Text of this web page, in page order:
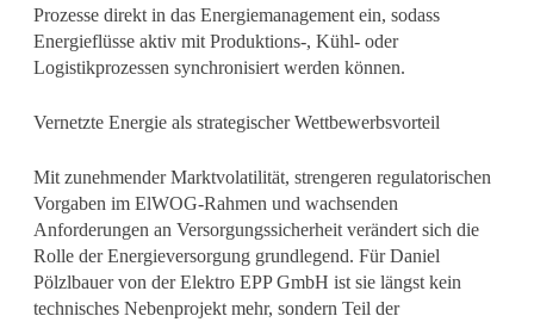
Prozesse direkt in das Energiemanagement ein, sodass
Energieflüsse aktiv mit Produktions-, Kühl- oder
Logistikprozessen synchronisiert werden können.
Vernetzte Energie als strategischer Wettbewerbsvorteil
Mit zunehmender Marktvolatilität, strengeren regulatorischen
Vorgaben im ElWOG-Rahmen und wachsenden
Anforderungen an Versorgungssicherheit verändert sich die
Rolle der Energieversorgung grundlegend. Für Daniel
Pölzlbauer von der Elektro EPP GmbH ist sie längst kein
technisches Nebenprojekt mehr, sondern Teil der